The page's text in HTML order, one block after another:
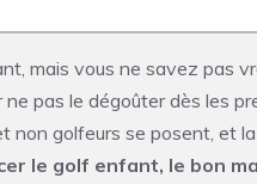
mais vous ne savez pas
pas le dégoûter dès les
golfeurs se posent, et la
le golf enfant, le bon